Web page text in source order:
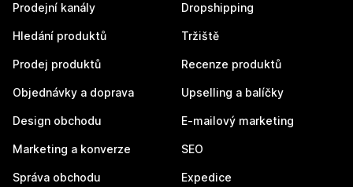
Prodejní kanály
Hledání produktů
Prodej produktů
Objednávky a doprava
Design obchodu
Marketing a konverze
Správa obchodu
Dropshipping
Tržiště
Recenze produktů
Upselling a balíčky
E-mailový marketing
SEO
Expedice